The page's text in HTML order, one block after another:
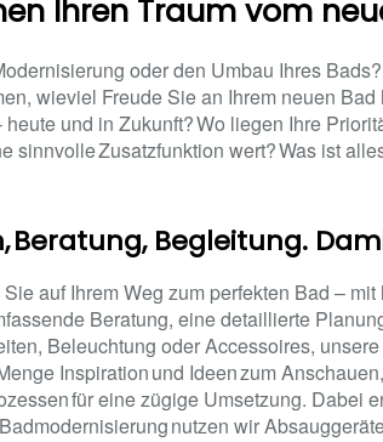
Ihren Traum vom
oder den Umbau Ihres
wieviel Freude Sie an Ihrem neuen
heute und in Zukunft? Wo liegen Ihre
sinnvolle Zusatzfunktion wert? Was ist
Beratung, Begleitung.
auf Ihrem Weg zum perfekten Bad –
Beratung, eine detaillierte
Beleuchtung oder Accessoires,
Inspiration und Ideen zum
für eine zügige Umsetzung. Dabei
nutzen wir